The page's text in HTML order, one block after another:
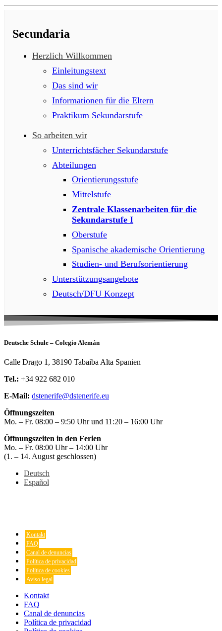
Secundaria
Herzlich Willkommen
Einleitungstext
Das sind wir
Informationen für die Eltern
Praktikum Sekundarstufe
So arbeiten wir
Unterrichtsfächer Sekundarstufe
Abteilungen
Orientierungsstufe
Mittelstufe
Zentrale Klassenarbeiten für die
Sekundarstufe I
Oberstufe
Spanische akademische Orientierung
Studien- und Berufsorientierung
Unterstützungsangebote
Deutsch/DFU Konzept
Deutsche Schule – Colegio Alemán
Calle Drago 1, 38190 Tabaiba Alta Spanien
Tel.: +34 922 682 010
E-Mail: dstenerife@dstenerife.eu
Öffnungszeiten
Mo. – Fr. 08:00 – 9:50 Uhr und 11:20 – 16:00 Uhr
Öffnungszeiten in den Ferien
Mo. – Fr. 08:00 Uhr – 14:00 Uhr
(1. – 14. August geschlossen)
Deutsch
Español
Kontakt
FAQ
Canal de denuncias
Política de privacidad
Política de cookies
Aviso legal
Kontakt
FAQ
Canal de denuncias
Política de privacidad